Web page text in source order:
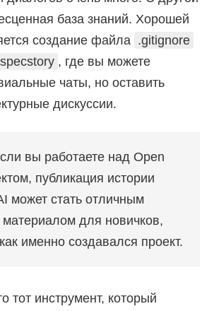
база знаний. Хорошей
создание файла .gitignore
, где вы можете
чаты, но оставить
дискуссии.
вы работаете над Open
публикация истории
может стать отличным
для новичков,
именно создавался проект.
тот инструмент, который